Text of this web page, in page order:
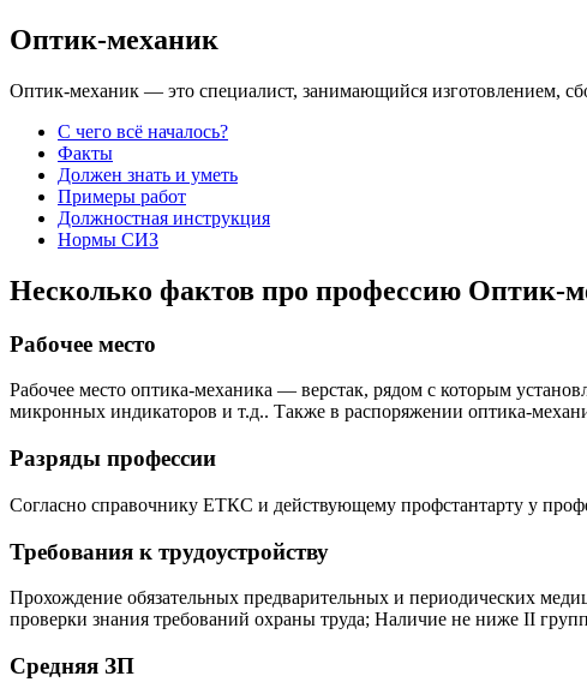
Оп­тик-ме­ханик
Оптик-механик — это специалист, занимающийся изготовлением,
С чего всё началось?
Факты
Должен знать и уметь
Примеры работ
Должностная инструкция
Нормы СИЗ
Несколько фактов про профессию Оптик-
Рабочее место
Рабочее место оптика-механика — верстак, рядом с которым
микронных индикаторов и т.д.. Также в распоряжении оптика-
Разряды профессии
Согласно справочнику ЕТКС и действующему профстантарту у
Требования к трудоустройству
Прохождение обязательных предварительных и периодических
проверки знания требований охраны труда; Наличие не ниже II
Средняя ЗП